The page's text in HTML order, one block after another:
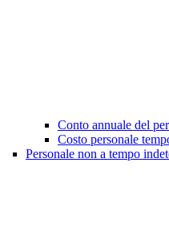
Conto annuale del
Costo personale
Personale non a tempo